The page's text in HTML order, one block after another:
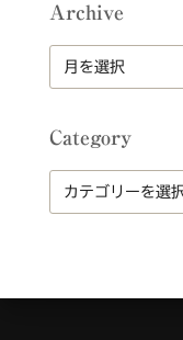
Archive
h
v
Category
o